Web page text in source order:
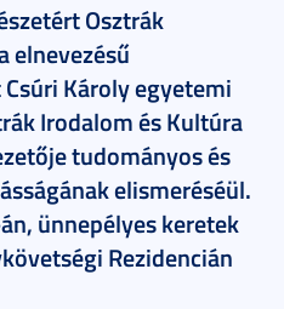
Osztrák
elnevezésű
Károly egyetemi
Irodalom és Kultúra
tudományos és
elismeréséül.
ünnepélyes keretek
Rezidencián